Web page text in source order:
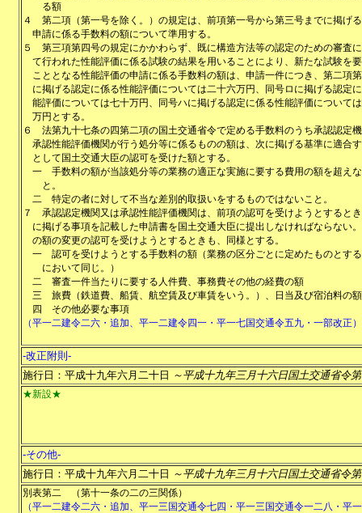
る額
４
第二項（第一号を除く。）の規定は、前項第一号から第三号までに掲げ
申請に係る手数料の額について準用する。
５
第三項第四号の規定にかかわらず、既に構造方法等の認定のための審査
て行われた性能評価に係る試験の結果を用いることにより、新たな試験を
こととなる性能評価の申請に係る手数料の額は、申請一件につき、第二項
に掲げる認定に係る性能評価については二十六万円、同号ロに掲げる認定
能評価については七十万円、同号ハに掲げる認定に係る性能評価について
万円とする。
６
法第九十七条の四第二項の国土交通省令で定める手数料のうち承認認定
承認性能評価機関が行う処分等に係るものの額は、次に掲げる基準に適合
として国土交通大臣の認可を受けた額とする。
一
手数料の額が当該処分等の業務の適正な実施に要する費用の額を超え
と。
二
特定の者に対して不当な差別的取扱いをするものではないこと。
７
承認認定機関又は承認性能評価機関は、前項の認可を受けようとすると
に掲げる事項を記載した申請書を国土交通大臣に提出しなければならない
の額の変更の認可を受けようとするときも、同様とする。
一
認可を受けようとする手数料の額（業務の区分ごとに定めたものとす
において同じ。）
二
審査一件当たりに要する人件費、事務費その他の経費の額
三
旅費（鉄道費、船賃、航空賃及び車賃をいう。）、日当及び宿泊料の額
四
その他必要な事項
（平一二建令二六・追加、平一二建令四一・平一七国交通令五九・一部改正）
-改正附則-
施行日：平成十九年六月二十日 ～平成十九年三月十六日国土交通省令
★新設★
-その他-
施行日：平成十九年六月二十日 ～平成十九年三月十六日国土交通省令
別表第二
（第十一条の二の三関係）
（平一二建令二六・追加、平一三国交通令七四・平一三国交通令一二八・平